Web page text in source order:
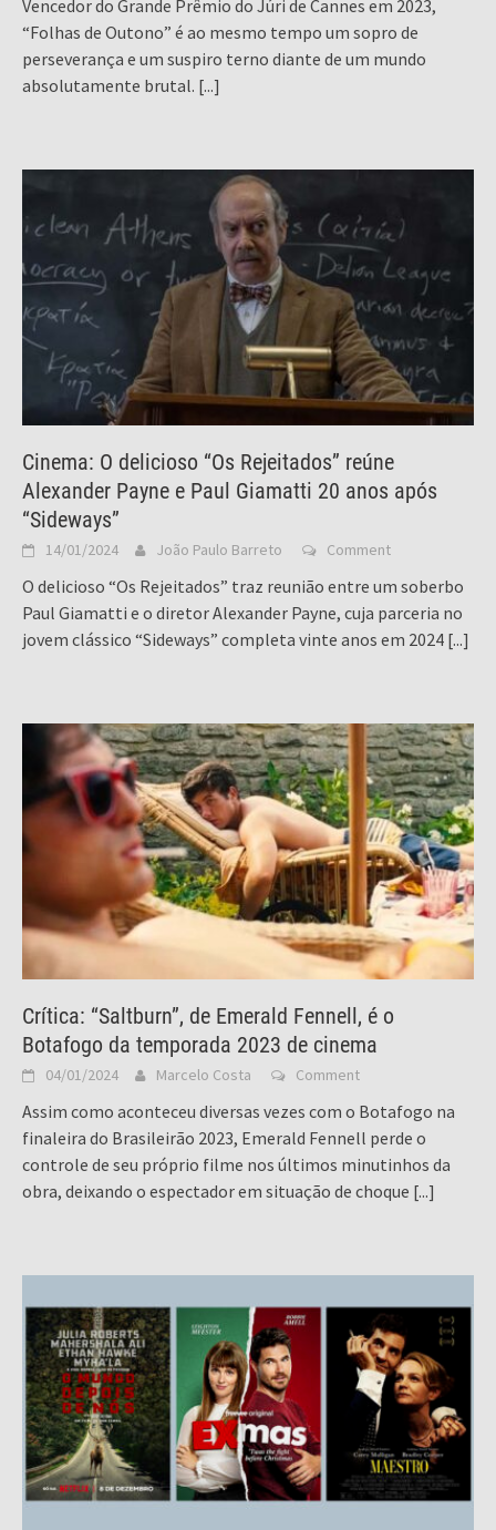
Vencedor do Grande Prêmio do Júri de Cannes em 2023,
“Folhas de Outono” é ao mesmo tempo um sopro de
perseverança e um suspiro terno diante de um mundo
absolutamente brutal. [...]
Cinema: O delicioso “Os Rejeitados” reúne
Alexander Payne e Paul Giamatti 20 anos após
“Sideways”
14/01/2024 João Paulo Barreto Comment
O delicioso “Os Rejeitados” traz reunião entre um soberbo
Paul Giamatti e o diretor Alexander Payne, cuja parceria no
jovem clássico “Sideways” completa vinte anos em 2024 [...]
Crítica: “Saltburn”, de Emerald Fennell, é o
Botafogo da temporada 2023 de cinema
04/01/2024 Marcelo Costa Comment
Assim como aconteceu diversas vezes com o Botafogo na
finaleira do Brasileirão 2023, Emerald Fennell perde o
controle de seu próprio filme nos últimos minutinhos da
obra, deixando o espectador em situação de choque [...]